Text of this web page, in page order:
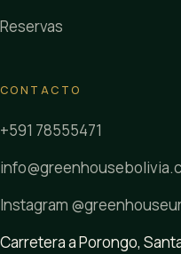
Reservas
CONTACTO
+591 78555471
Instagram
Carretera a Porongo,